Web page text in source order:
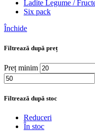
Ladite Legume /
Six pack
Închide
Filtrează după preț
Preț minim
Filtrează după stoc
Reduceri
În stoc